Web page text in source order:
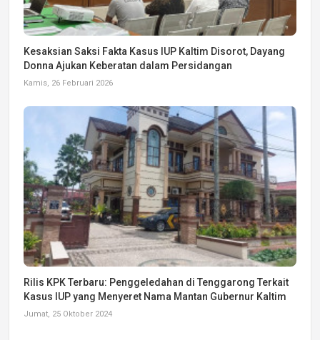
Kesaksian Saksi Fakta Kasus IUP Kaltim Disorot, Dayang
Donna Ajukan Keberatan dalam Persidangan
Kamis, 26 Februari 2026
Rilis KPK Terbaru: Penggeledahan di Tenggarong Terkait
Kasus IUP yang Menyeret Nama Mantan Gubernur Kaltim
Jumat, 25 Oktober 2024